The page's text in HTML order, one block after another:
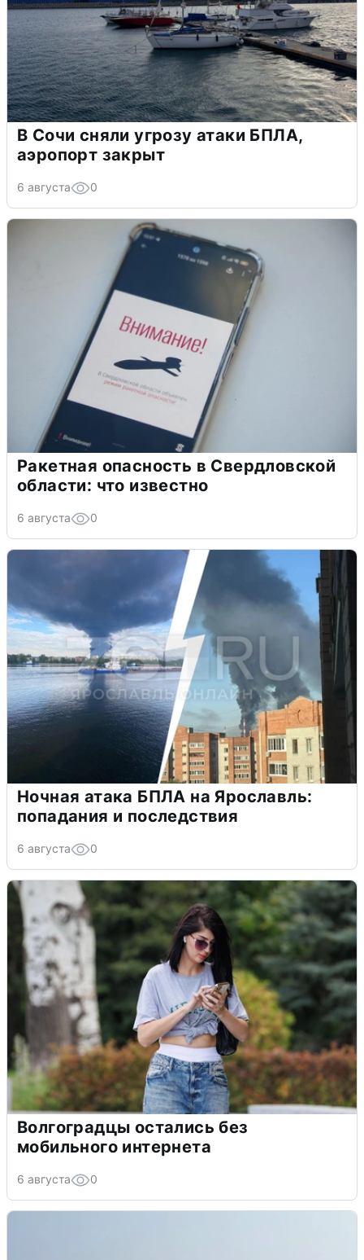
В Сочи сняли угрозу атаки БПЛА,
аэропорт закрыт
6 августа 0
Ракетная опасность в Свердловской
области: что известно
6 августа 0
Ночная атака БПЛА на Ярославль:
попадания и последствия
6 августа 0
Волгоградцы остались без
мобильного интернета
6 августа 0